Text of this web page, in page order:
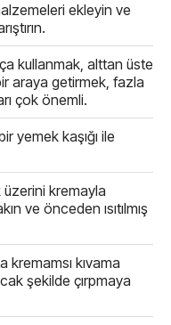
ekleyin ve
kullanmak, alttan üste
araya getirmek, fazla
çok önemli.
yemek kaşığı ile
üzerini kremayla
ve önceden ısıtılmış
kremamsı kıvama
şekilde çırpmaya